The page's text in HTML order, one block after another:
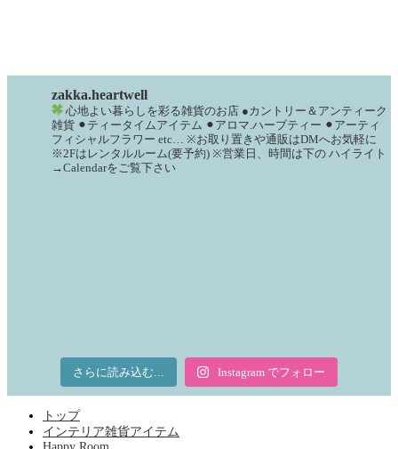
zakka.heartwell
心地よい暮らしを彩る雑貨のお店 ●カントリー＆アンティーク
雑貨 ⚫︎ティータイムアイテム ⚫︎アロマ.ハーブティー ⚫︎アーティ
フィシャルフラワー etc… ※お取り置きや通販はDMへお気軽に
※2Fはレンタルルーム(要予約) ※営業日、時間は下の ハイライト
→Calendarをご覧下さい
さらに読み込む... Instagram でフォロー
トップ
インテリア雑貨アイテム